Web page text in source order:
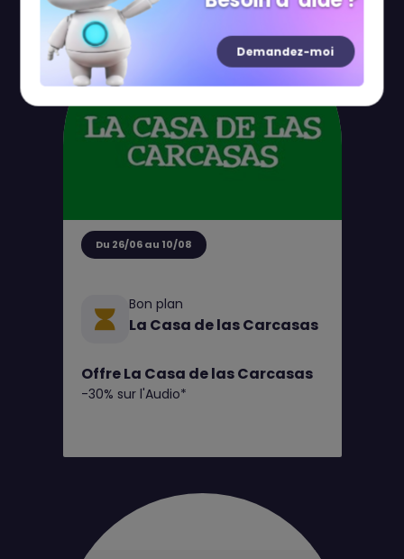
Du 26/06 au 10/08
Bon plan
La Casa de las Carcasas
Offre La Casa de las Carcasas
-30% sur l'Audio*
Demandez-moi